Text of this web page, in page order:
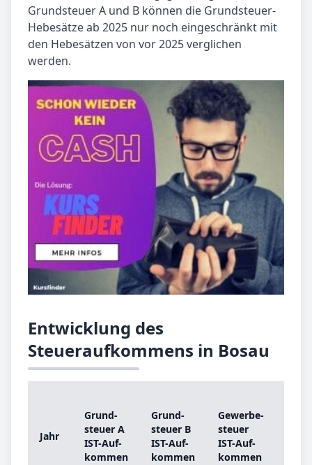
Grundsteuer A und B können die Grundsteuer-
Hebesätze ab 2025 nur noch eingeschränkt mit
den Hebesätzen von vor 2025 verglichen
werden.
Entwicklung des
Steueraufkommens in Bosau
Jahr
Grund­
steu­er A
IST-­Auf­
kom­men
Grund­
steu­er B
IST-­Auf­
kom­men
Ge­wer­be­
steu­er
IST-­Auf­
kom­men